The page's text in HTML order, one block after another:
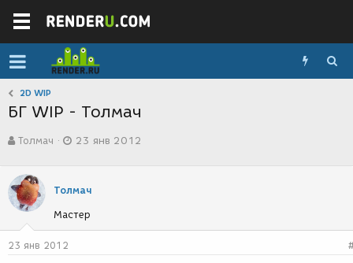
2D WIP
БГ WIP - Толмач
в
о
р
т
е
м
ы
Толмач
а
с
з
д
23 янв 2012
Толмач
Мастер
23 янв 2012